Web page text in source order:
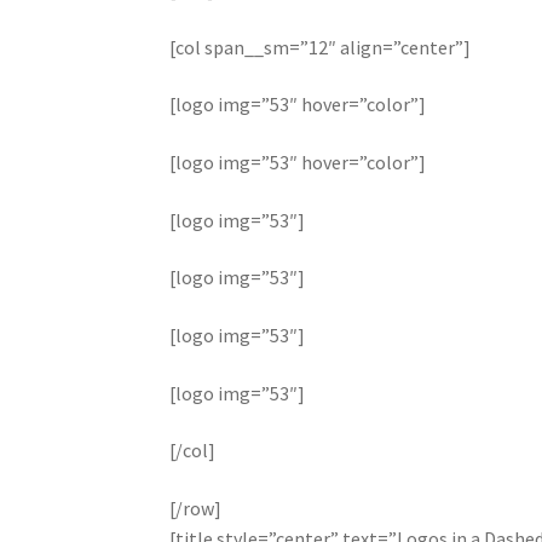
[col span__sm=”12″ align=”center”]
[logo img=”53″ hover=”color”]
[logo img=”53″ hover=”color”]
[logo img=”53″]
[logo img=”53″]
[logo img=”53″]
[logo img=”53″]
[/col]
[/row]